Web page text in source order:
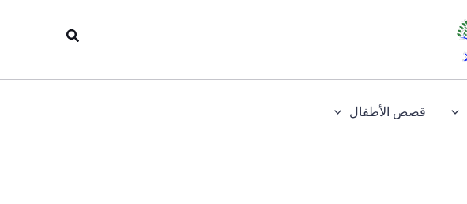
قصص الأطفال